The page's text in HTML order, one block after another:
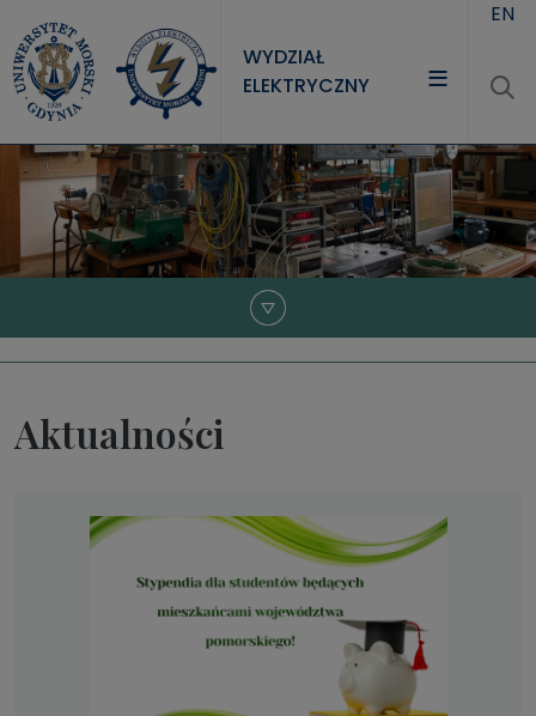
WYDZIAŁ
ELEKTRYCZNY
WYDZIAŁ
STUDIA
NAUKA
EN
Aktualności